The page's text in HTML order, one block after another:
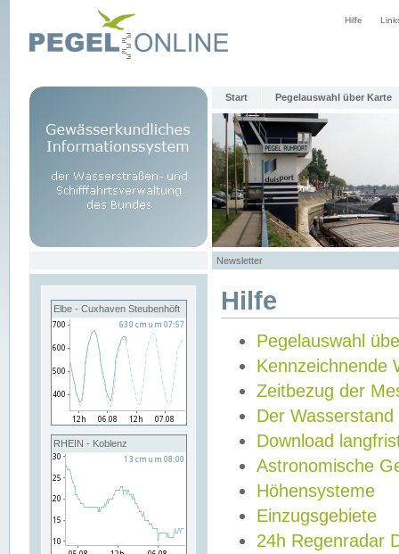
Hilfe
Start Pegelauswahl über Karte
Newsletter
Elbe - Cuxhaven Steubenhöft
RHEIN - Koblenz
Hilfe
Pegelauswahl
Kennzeichnende
Zeitbezug der
Der Wasserstand
Download
Astronomische
Höhensysteme
Einzugsgebiete
24h Regenradar